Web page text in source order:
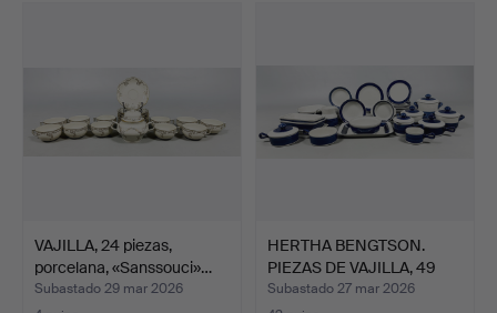
VAJILLA, 24 piezas,
porcelana, «Sanssouci»…
Subastado 29 mar 2026
HERTHA BENGTSON.
PIEZAS DE VAJILLA, 49
pie…
Subastado 27 mar 2026